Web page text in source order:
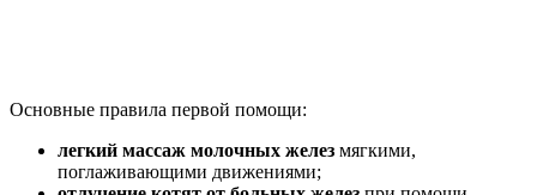
Основные правила первой помощи:
легкий массаж молочных желез мягкими,
поглаживающими движениями;